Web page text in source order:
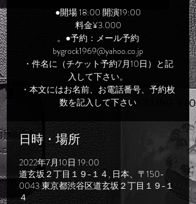
●開場 18:00 開演19:00
料金¥3.000
。●予約：メール予約
bygrock1969@yahoo.co.jp
・件名に（チケット予約7月10日）と記
入して下さい。
・本文にはお名前、お電話番号、予約枚
数を記入して下さい
日時・場所
2022年7月10日 19:00
道玄坂２丁目１９−１４, 日本、〒150-
0043 東京都渋谷区道玄坂２丁目１９−１
４